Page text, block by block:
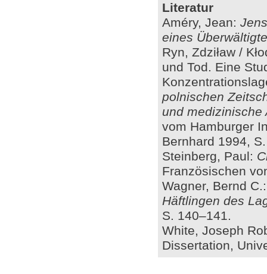
Literatur
Améry, Jean:
eines
Ryn, Zdziław /
und Tod. Eine
polnischen
und medizinische
vom Hamburger
Bernhard 1994,
Steinberg, Paul:
Französischen
Wagner, Bernd
Häftlingen des
S. 140–141.
White, Joseph
Dissertation,